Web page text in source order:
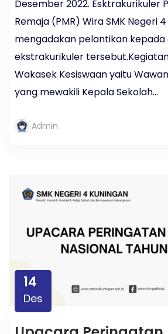
Desember 2022. Esktrakurikuler
Remaja (PMR) Wira SMK Negeri
mengadakan pelantikan
ekstrakurikuler
Wakasek Kesiswaan yaitu
yang mewakili Kepala Sekolah...
Admin
14
Des